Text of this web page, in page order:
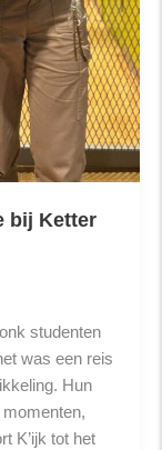
bij Ketter
studenten
was een reis
Hun
K’ijk tot het